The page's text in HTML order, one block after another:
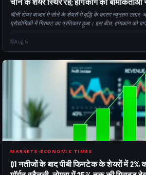
चीनी शेयर बाजार में सोने के शेयरों में वृद्धि के कारण न्यूनतम उतार-
प्रौद्योगिकी में गिरावट का प्रतिकार हुआ। इस बीच, हांगकांग को
पड़ा क्योंकि बीमा कंपनियों के शेयरों में तेजी से गिरावट आई।
रही है...
Aug 6
Q12
MARKETS-ECONOMIC TIMES
Q1 नतीजों के बाद पीबी फिनटेक के शेयरों में 2%